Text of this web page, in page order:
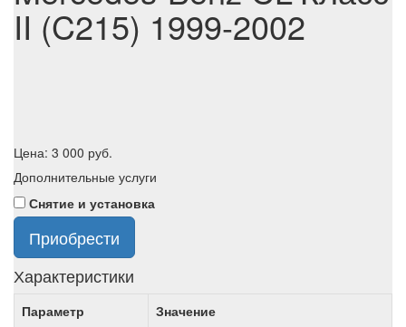
II (C215) 1999-2002
Цена: 3 000 руб.
Дополнительные услуги
Снятие и установка
Приобрести
Характеристики
Параметр
Значение